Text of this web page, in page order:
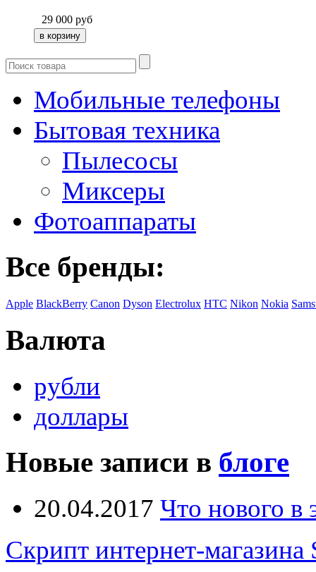
29 000 руб
Мобильные телефоны
Бытовая техника
Пылесосы
Миксеры
Фотоаппараты
Все бренды:
Apple BlackBerry Canon Dyson Electrolux HTC Nikon Nokia
Валюта
рубли
доллары
Новые записи в блоге
20.04.2017 Что нового в
Скрипт интернет-магазина